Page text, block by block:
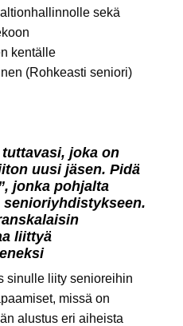
sekä
kentälle
(Rohkeasti seniori)
joka on
uusi jäsen. Pidä
jonka pohjalta
liittyä
sinulle liity senioreihin
missä on
alustus eri aiheista